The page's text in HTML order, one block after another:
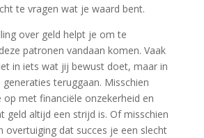
te vragen wat je waard bent.
over geld helpt je om te
patronen vandaan komen. Vaak
in iets wat jij bewust doet, maar in
teruggaan. Misschien
op met financiële onzekerheid en
geld altijd een strijd is. Of misschien
overtuiging dat succes je een slecht